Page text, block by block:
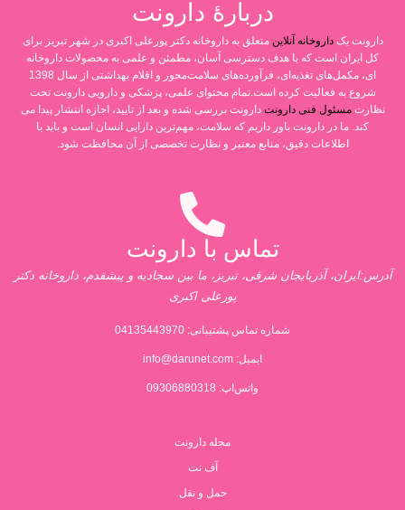
دربارۀ دارونت
دارونت یکداروخانه آنلاین متعلق به داروخانه دکتر پورعلی اکبری در شهر تبریز برای
کل ایران است که با هدف دسترسی آسان، مطمئن و علمی به محصولات داروخانه
ای، مکمل‌های تغذیه‌ای، فرآورده‌های سلامت‌محور و اقلام بهداشتی از سال 1398
شروع به فعالیت کرده است.تمام محتوای علمی، پزشکی و دارویی دارونت تحت
نظارتمسئول فنی دارونت دارونت بررسی شده و بعد از تایید، اجازه انتشار پیدا می
کند. ما در دارونت باور داریم که سلامت، مهم‌ترین دارایی انسان است و باید با
اطلاعات دقیق، منابع معتبر و نظارت تخصصی از آن محافظت شود.
تماس با دارونت
آدرس:ایران، آذربایجان شرقی، تبریز، ما بین سجادیه و پیشقدم، داروخانه دکتر
پورعلی اکبری
شماره تماس پشتیبانی: 04135443970
ایمیل: info@darunet.com
واتس‌اپ: 09306880318
مجله دارونت
آف نت
حمل و نقل